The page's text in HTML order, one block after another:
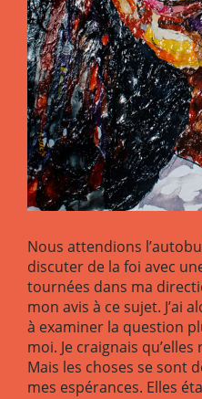
Nous attendions
discuter de la foi avec
tournées dans ma
mon avis à ce sujet. J’ai
à examiner la question
moi. Je craignais
Mais les choses se sont
mes espérances. Elles